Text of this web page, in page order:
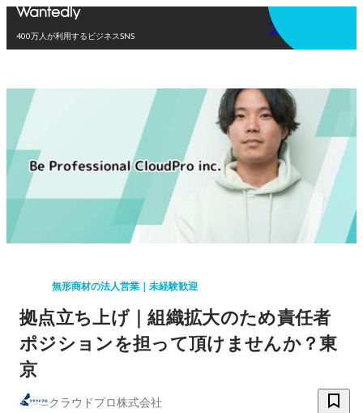
400万人が利用するビジネスSNS
アプリを使う
無形商材の法人営業｜未経験歓迎
拠点立ち上げ｜組織拡大のため責任者
ポジションを担って頂けませんか？東
京
クラウドプロ株式会社